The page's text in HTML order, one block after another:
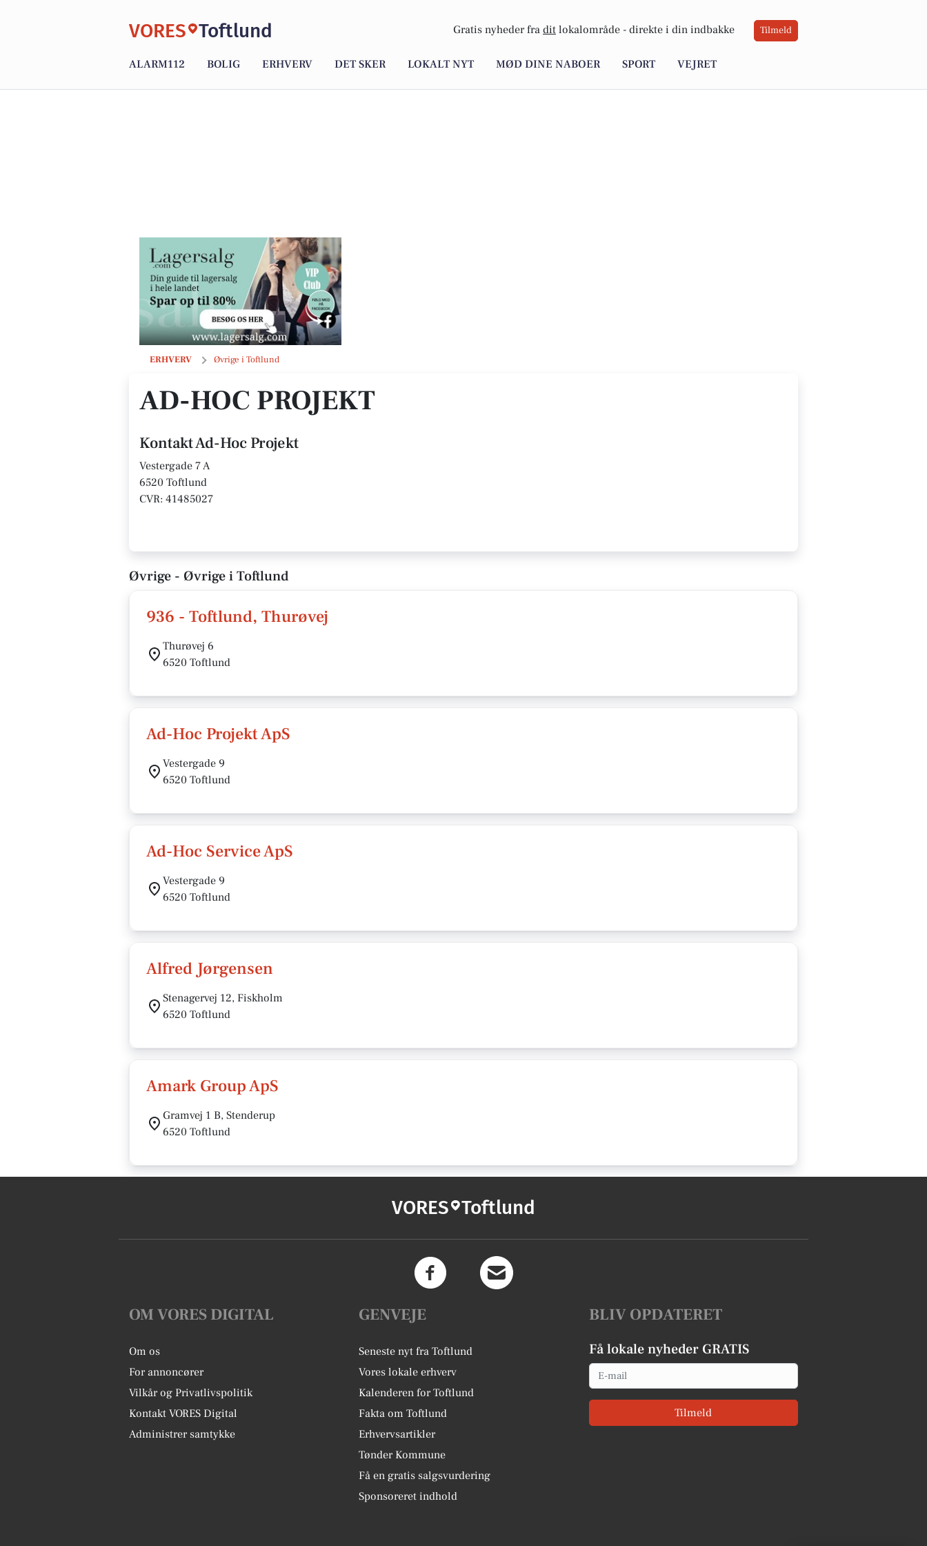
VORES Toftlund Gratis nyheder fra dit lokalområde - direkte i din indbakke Tilmeld
ALARM112 BOLIG ERHVERV DET SKER LOKALT NYT MØD DINE NABOER SPORT VEJRET
ERHVERV Øvrige i Toftlund
Ad-Hoc Projekt
AD-HOC PROJEKT
Kontakt Ad-Hoc Projekt
Vestergade 7 A
6520 Toftlund
CVR: 41485027
Øvrige - Øvrige i Toftlund
936 - Toftlund, Thurøvej
Thurøvej 6
6520 Toftlund
Ad-Hoc Projekt ApS
Vestergade 9
6520 Toftlund
Ad-Hoc Service ApS
Vestergade 9
6520 Toftlund
Alfred Jørgensen
Stenagervej 12, Fiskholm
6520 Toftlund
Amark Group ApS
Gramvej 1 B, Stenderup
6520 Toftlund
VORES Toftlund
OM VORES DIGITAL
Om os
For annoncører
Vilkår og Privatlivspolitik
Kontakt VORES Digital
Administrer samtykke
GENVEJE
Seneste nyt fra Toftlund
Vores lokale erhverv
Kalenderen for Toftlund
Fakta om Toftlund
Erhvervsartikler
Tønder Kommune
Få en gratis salgsvurdering
Sponsoreret indhold
BLIV OPDATERET
Få lokale nyheder GRATIS
Email
Tilmeld